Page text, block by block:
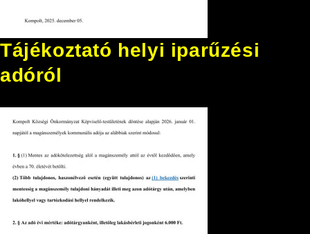
Tájékoztató helyi iparűzési
adóról